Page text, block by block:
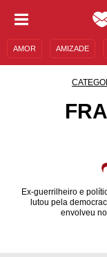
AMOR AMIZADE
Ex-guerrilheiro e
lutou pela
envolveu